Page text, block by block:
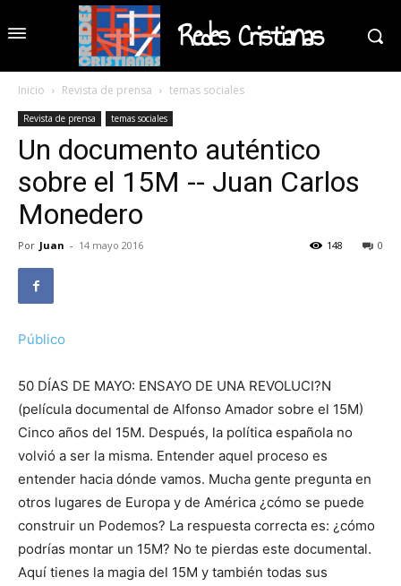
Redes Cristianas
Inicio Revista de prensa temas sociales
Revista de prensa temas sociales
Un documento auténtico
sobre el 15M -- Juan Carlos
Monedero
Por Juan - 14 mayo 2016 0
148
Público
50 DÍAS DE MAYO: ENSAYO DE UNA REVOLUCI?N
(película documental de Alfonso Amador sobre el 15M)
Cinco años del 15M. Después, la política española no
volvió a ser la misma. Entender aquel proceso es
entender hacia dónde vamos. Mucha gente pregunta en
otros lugares de Europa y de América ¿cómo se puede
construir un Podemos? La respuesta correcta es: ¿cómo
podrías montar un 15M? No te pierdas este documental.
Aquí tienes la magia del 15M y también todas sus